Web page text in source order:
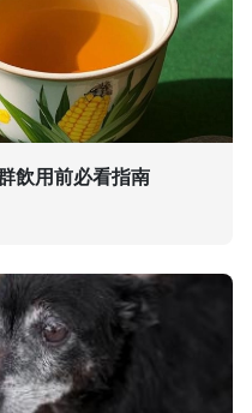
飲用前必看指南